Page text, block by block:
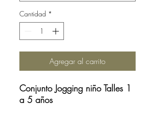
Cantidad *
Agregar al carrito
Conjunto Jogging niño Talles 1
a 5 años